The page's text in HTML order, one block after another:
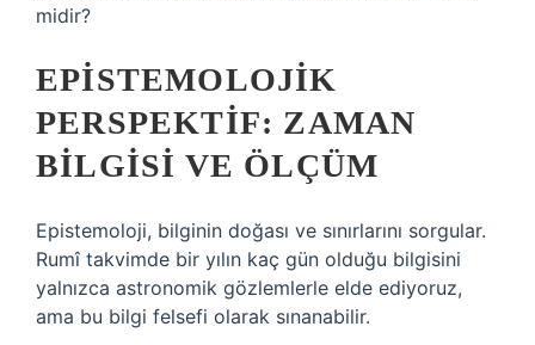
midir?
EPISTEMOLOJIK
PERSPEKTIF: ZAMAN
BILGISI VE ÖLÇÜM
Epistemoloji, bilginin doğası ve sınırlarını sorgular.
Rumî takvimde bir yılın kaç gün olduğu bilgisini
yalnızca astronomik gözlemlerle elde ediyoruz,
ama bu bilgi felsefi olarak sınanabilir.